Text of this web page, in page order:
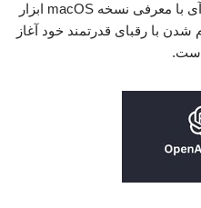
عامل‌محور حرکت می‌کند، اوپن‌ای‌آی با معرفی نسخه macOS ابزار
با رقبای قدرتمند خود آغاز